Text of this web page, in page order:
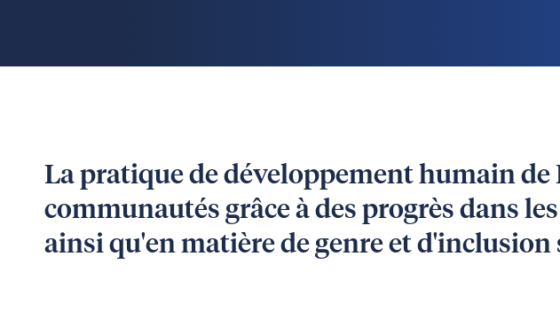
La pratique de développement humain
communautés grâce à des progrès dans
ainsi qu'en matière de genre et d'inclusion